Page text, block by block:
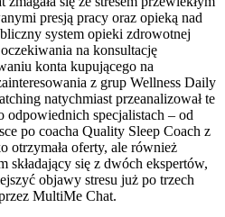
presją pracy oraz opieką nad
system opieki zdrowotnej
na konsultację
konta kupującego na
z grup Wellness Daily
natychmiast przeanalizował te
odpowiednich specjalistach – od
po coacha Quality Sleep Coach z
otrzymała oferty, ale również
składający się z dwóch ekspertów,
objawy stresu już po trzech
MultiMe Chat.